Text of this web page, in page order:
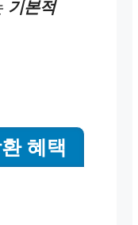
기본적
혜택